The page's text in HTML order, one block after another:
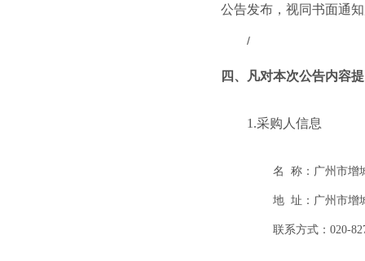
公告发布，视同书面通
/
四、凡对本次公告内容
1.采购人信息
名 称： 广州市增
地 址： 广州市增
联系方式： 020-